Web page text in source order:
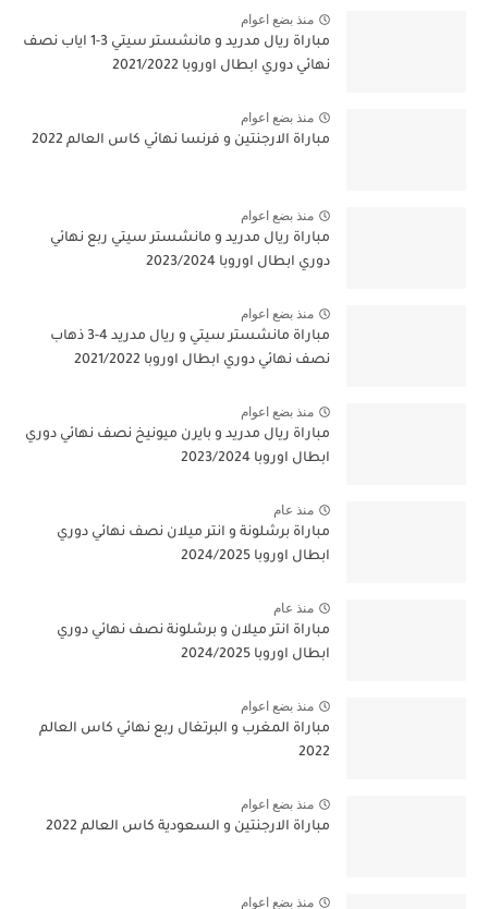
منذ بضع اعوام
مباراة ريال مدريد و مانشستر سيتي 3-1 اياب نصف
نهائي دوري ابطال اوروبا 2021/2022
منذ بضع اعوام
مباراة الارجنتين و فرنسا نهائي كاس العالم 2022
منذ بضع اعوام
مباراة ريال مدريد و مانشستر سيتي ربع نهائي
دوري ابطال اوروبا 2023/2024
منذ بضع اعوام
مباراة مانشستر سيتي و ريال مدريد 4-3 ذهاب
نصف نهائي دوري ابطال اوروبا 2021/2022
منذ بضع اعوام
مباراة ريال مدريد و بايرن ميونيخ نصف نهائي دوري
ابطال اوروبا 2023/2024
منذ عام
مباراة برشلونة و انتر ميلان نصف نهائي دوري
ابطال اوروبا 2024/2025
منذ عام
مباراة انتر ميلان و برشلونة نصف نهائي دوري
ابطال اوروبا 2024/2025
منذ بضع اعوام
مباراة المغرب و البرتغال ربع نهائي كاس العالم
2022
منذ بضع اعوام
مباراة الارجنتين و السعودية كاس العالم 2022
منذ بضع اعوام